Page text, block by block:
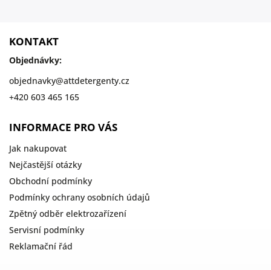
KONTAKT
Objednávky:
objednavky@attdetergenty.cz
+420 603 465 165
INFORMACE PRO VÁS
Jak nakupovat
Nejčastější otázky
Obchodní podmínky
Podmínky ochrany osobních údajů
Zpětný odběr elektrozařízení
Servisní podmínky
Reklamační řád